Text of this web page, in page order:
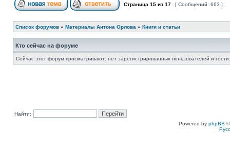
Страница 15 из 17 [ Сообщений: 663 ]
Список форумов » Материалы Антона Орлова » Книги и статьи
Кто сейчас на форуме
Сейчас этот форум просматривают: нет зарегистрированных пользователей и
Найти:
Powered by phpBB